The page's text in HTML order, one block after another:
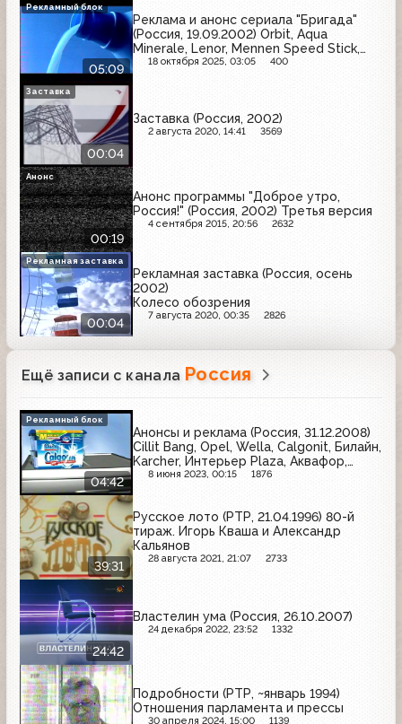
05:09
Реклама и анонс сериала "Бригада"
(Россия, 19.09.2002) Orbit, Aqua
Minerale, Lenor, Mennen Speed Stick,
Venus, Boss, Всероссийская перепись
18 октября 2025, 03:05 400
Рекламный блок
00:04
Заставка (Россия, 2002)
2 августа 2020, 14:41 3569
Заставка
00:19
Анонс программы "Доброе утро,
Россия!" (Россия, 2002) Третья версия
4 сентября 2015, 20:56 2632
Анонс
00:04
Рекламная заставка (Россия, осень
2002)
Колесо обозрения
7 августа 2020, 00:35 2826
Рекламная заставка
Ещё записи с канала Россия
04:42
Анонсы и реклама (Россия, 31.12.2008)
Cillit Bang, Opel, Wella, Calgonit, Билайн,
Karcher, Интерьер Plaza, Аквафор,
Мортадель, Jardin, МТС
8 июня 2023, 00:15 1876
Рекламный блок
39:31
Русское лото (РТР, 21.04.1996) 80-й
тираж. Игорь Кваша и Александр
Кальянов
28 августа 2021, 21:07 2733
24:42
Властелин ума (Россия, 26.10.2007)
24 декабря 2022, 23:52 1332
Подробности (РТР, ~январь 1994)
Отношения парламента и прессы
30 апреля 2024, 15:00 1139